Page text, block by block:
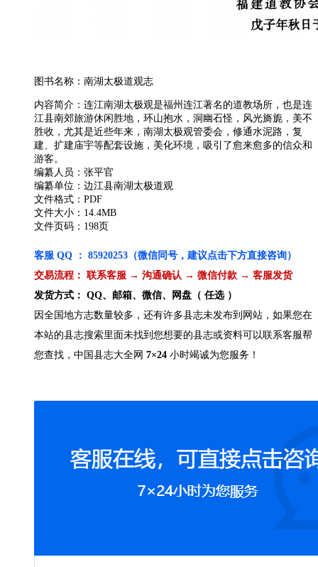
图书名称：南湖太极道观志
内容简介：连江南湖太极观是福州连江著名的道教场所，也是连
江县南郊旅游休闲胜地，环山抱水，洞幽石怪，风光旖旎，美不
胜收，尤其是近些年来，南湖太极观管委会，修通水泥路，复
建、扩建庙宇等配套设施，美化环境，吸引了愈来愈多的信众和
游客。
编纂人员：张平官
编纂单位：边江县南湖太极道观
文件格式：PDF
文件大小：14.4MB
文件页码：198页
客服 QQ ： 85920253（微信同号，建议点击下方直接咨询）
交易流程： 联系客服 → 沟通确认 → 微信付款 → 客服发货
发货方式： QQ、邮箱、微信、网盘（ 任选 ）
因全国地方志数量较多，还有许多县志未发布到网站，如果您在
本站的县志搜索里面未找到您想要的县志或资料可以联系客服帮
您查找，中国县志大全网 7×24 小时竭诚为您服务！